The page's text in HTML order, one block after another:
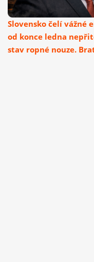
Slovensko čelí vážné
od konce ledna
stav ropné nouze.